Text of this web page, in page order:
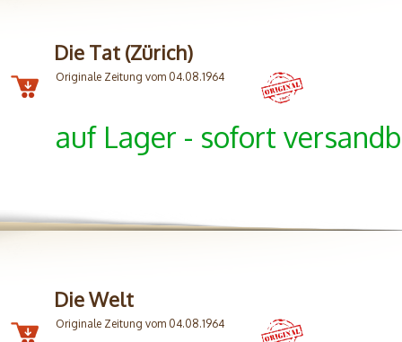
Die Tat (Zürich)
Originale Zeitung vom 04.08.1964
auf Lager - sofort
Die Welt
Originale Zeitung vom 04.08.1964